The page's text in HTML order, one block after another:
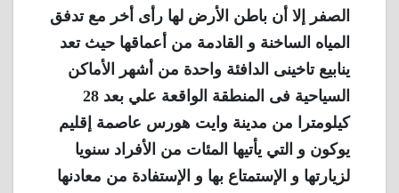
الصفر إلا أن باطن الأرض لها رأى أخر مع تدفق
المياه الساخنة و القادمة من أعماقها حيث تعد
ينابيع تاخينى الدافئة واحدة من أشهر الأماكن
السياحية فى المنطقة الواقعة علي بعد 28
كيلومترا من مدينة وايت هورس عاصمة إقليم
يوكون و التي يأتيها المئات من الأفراد سنويا
لزيارتها و الإستمتاع بها و الإستفادة من معادنها